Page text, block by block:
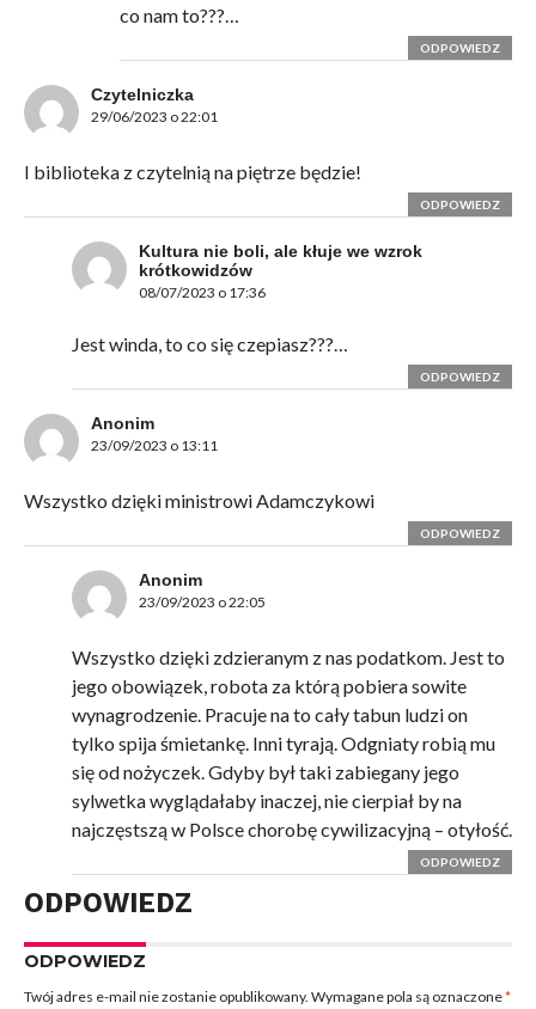
co nam to???…
ODPOWIEDZ
Czytelniczka
29/06/2023 o 22:01
I biblioteka z czytelnią na piętrze będzie!
ODPOWIEDZ
Kultura nie boli, ale kłuje we wzrok
krótkowidzów
08/07/2023 o 17:36
Jest winda, to co się czepiasz???…
ODPOWIEDZ
Anonim
23/09/2023 o 13:11
Wszystko dzięki ministrowi Adamczykowi
ODPOWIEDZ
Anonim
23/09/2023 o 22:05
Wszystko dzięki zdzieranym z nas podatkom. Jest to
jego obowiązek, robota za którą pobiera sowite
wynagrodzenie. Pracuje na to cały tabun ludzi on
tylko spija śmietankę. Inni tyrają. Odgniaty robią mu
się od nożyczek. Gdyby był taki zabiegany jego
sylwetka wyglądałaby inaczej, nie cierpiał by na
najczęstszą w Polsce chorobę cywilizacyjną – otyłość.
ODPOWIEDZ
ODPOWIEDZ
ODPOWIEDZ
Twój adres e-mail nie zostanie opublikowany. Wymagane pola są oznaczone*